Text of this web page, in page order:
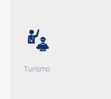
Turismo